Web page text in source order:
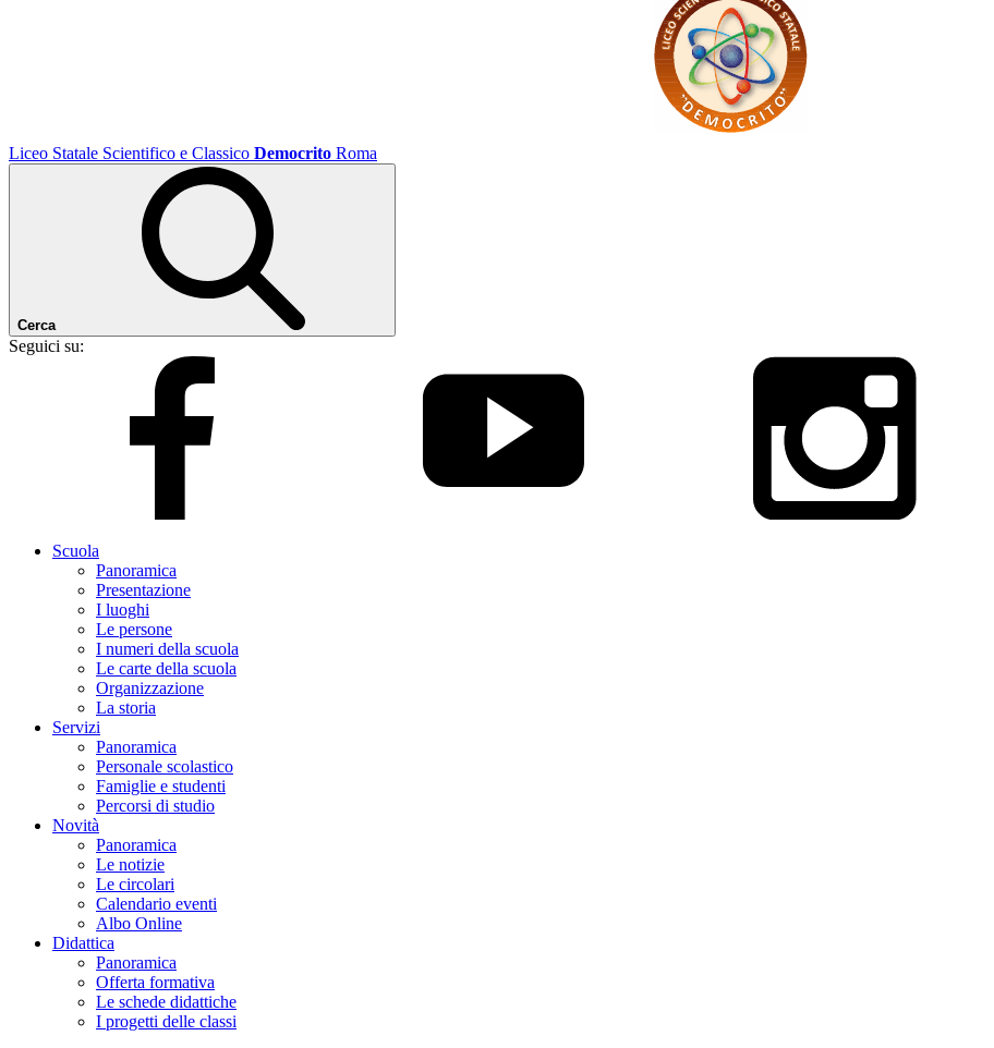
Liceo Statale Scientifico e Classico Democrito Roma
Cerca
Seguici su:
Scuola
Panoramica
Presentazione
I luoghi
Le persone
I numeri della scuola
Le carte della scuola
Organizzazione
La storia
Servizi
Panoramica
Personale scolastico
Famiglie e studenti
Percorsi di studio
Novità
Panoramica
Le notizie
Le circolari
Calendario eventi
Albo Online
Didattica
Panoramica
Offerta formativa
Le schede didattiche
I progetti delle classi